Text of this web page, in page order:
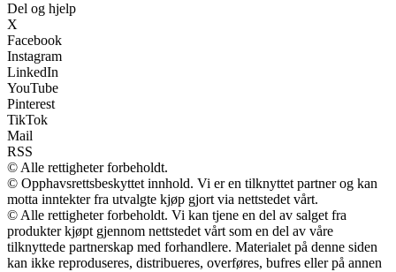
Del og hjelp
X
Facebook
Instagram
LinkedIn
YouTube
Pinterest
TikTok
Mail
RSS
© Alle rettigheter forbeholdt.
© Opphavsrettsbeskyttet innhold. Vi er en tilknyttet partner og kan
motta inntekter fra utvalgte kjøp gjort via nettstedet vårt.
© Alle rettigheter forbeholdt. Vi kan tjene en del av salget fra
produkter kjøpt gjennom nettstedet vårt som en del av våre
tilknyttede partnerskap med forhandlere. Materialet på denne siden
kan ikke reproduseres, distribueres, overføres, bufres eller på annen